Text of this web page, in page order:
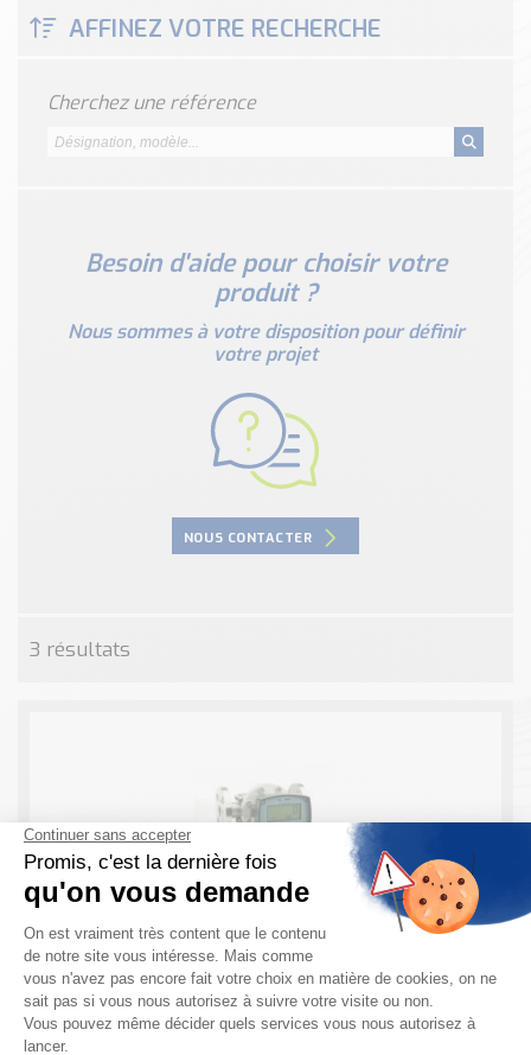
Classé par marque
SCHMERSAL
Nos outils et simulateurs
Téléchargement (Logiciels, Documents,..)
Formulaire sonde température
Convertisseur de pression
Formulaire Débitmètre
Calculateur maintien en température
Calculateur Chauffage/Liquide/Gaz
AFFINEZ VOTRE RECHERCHE
Cherchez une référence
Besoin d'aide pour choisir votre
produit ?
Nous sommes à votre disposition pour définir
votre projet
NOUS CONTACTER
3 résultats
COMPTEUR VOLUMETRIQUE A ROUE OVALE –
REDWOOD
En bref, le compteur volumétrique à roue ovale
REDWOOD : Insensible à la variation de viscosité et ou